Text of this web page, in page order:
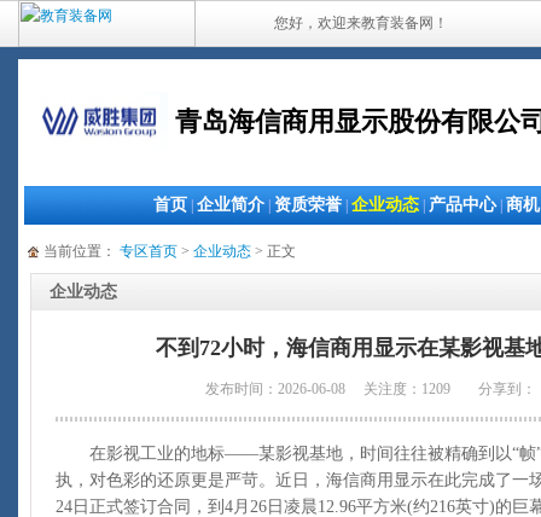
您好，欢迎来教育装备网！
青岛海信商用显示股份有限公
首页 企业简介 资质荣誉 企业动态 产品中心| 商机
当前位置： 专区首页 > 企业动态 > 正文
企业动态
不到72小时，海信商用显示在某影视基
发布时间：2026-06-08 关注度：1209 分享到：
在影视工业的地标——某影视基地，时间往往被精确到以“帧”
执，对色彩的还原更是严苛。近日，海信商用显示在此完成了一
24日正式签订合同，到4月26日凌晨12.96平方米(约216英寸)的